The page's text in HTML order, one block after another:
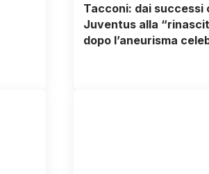
Tacconi: dai successi
Juventus alla
dopo l’aneurisma